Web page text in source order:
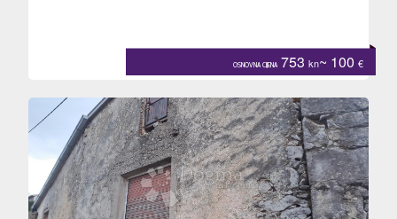
OSNOVNA CIJENA 753 kn~ 100 €